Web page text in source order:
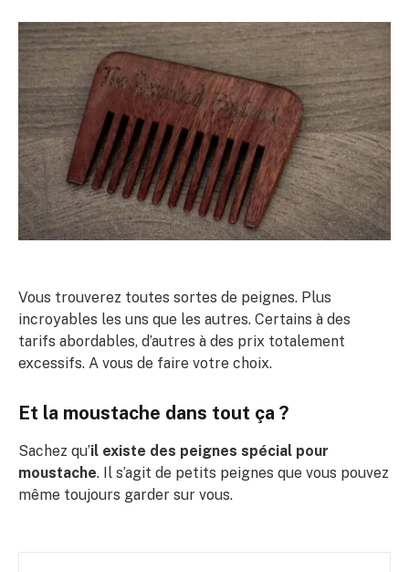
Vous trouverez toutes sortes de peignes. Plus
incroyables les uns que les autres. Certains à des
tarifs abordables, d’autres à des prix totalement
excessifs. A vous de faire votre choix.
Et la moustache dans tout ça ?
Sachez qu’il existe des peignes spécial pour
moustache. Il s’agit de petits peignes que vous pouvez
même toujours garder sur vous.